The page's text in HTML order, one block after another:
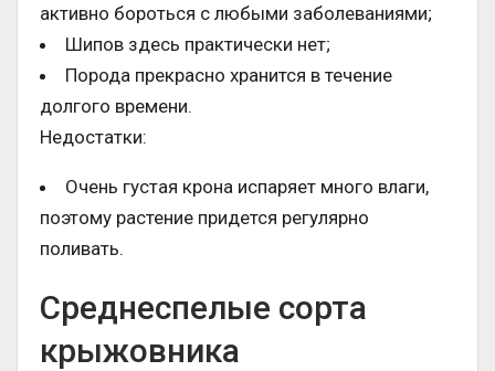
активно бороться с любыми заболеваниями;
Шипов здесь практически нет;
Порода прекрасно хранится в течение
долгого времени.
Недостатки:
Очень густая крона испаряет много влаги,
поэтому растение придется регулярно
поливать.
Среднеспелые сорта
крыжовника